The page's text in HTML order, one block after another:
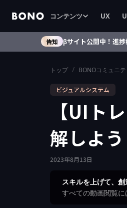
コンテンツ UX
告知 βサイト公開中！進
トップ / BONOコミュニテ
ビジュアルシステム
【UIト
解しよ
2023年8月13日
スキルを上げて、
すべての動画閲覧